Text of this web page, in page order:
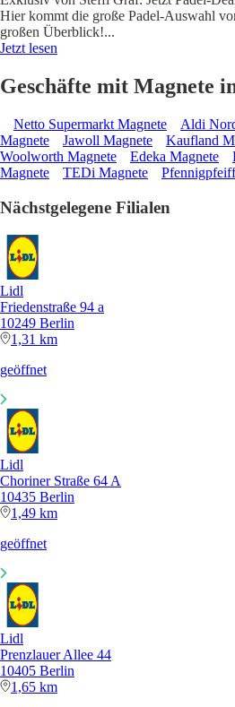
Hier kommt die große Padel-Auswahl
großen Überblick!...
Jetzt lesen
Geschäfte mit Magnete
Netto Supermarkt Magnete Aldi
Magnete
Jawoll Magnete Kaufland
Woolworth Magnete
Edeka Magnete
Magnete
TEDi Magnete
Nächstgelegene Filialen
Lidl
Friedenstraße 94 a
10249 Berlin
1,31 km
geöffnet
Lidl
Choriner Straße 64 A
10435 Berlin
1,49 km
geöffnet
Lidl
Prenzlauer Allee 44
10405 Berlin
1,65 km